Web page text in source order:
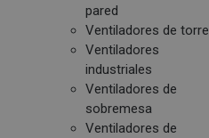
pared
Ventiladores de torre
Ventiladores
industriales
Ventiladores de
sobremesa
Ventiladores de